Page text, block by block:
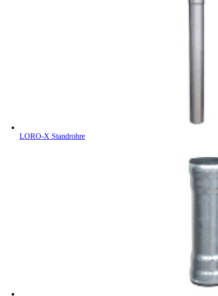
LORO-X Standrohre